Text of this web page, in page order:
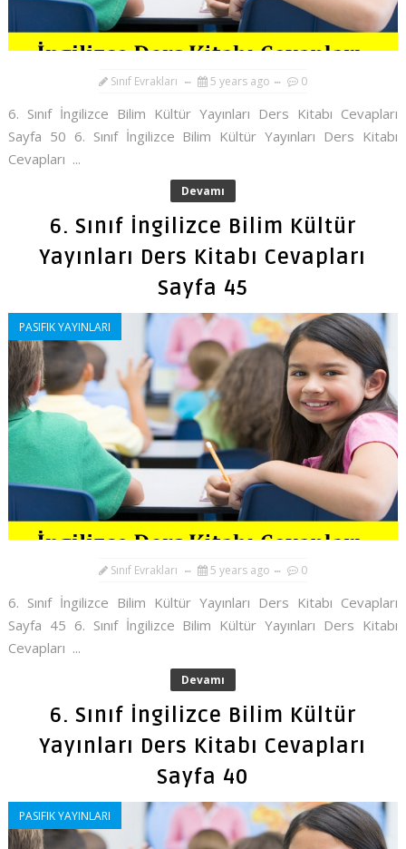
Sınıf Evrakları 5 years ago 0
6. Sınıf İngilizce Bilim Kültür Yayınları Ders Kitabı Cevapları
Sayfa 50 6. Sınıf İngilizce Bilim Kültür Yayınları Ders Kitabı
Cevapları ...
Devamı
6. Sınıf İngilizce Bilim Kültür
Yayınları Ders Kitabı Cevapları
Sayfa 45
PASIFIK YAYINLARI
Sınıf Evrakları 5 years ago 0
6. Sınıf İngilizce Bilim Kültür Yayınları Ders Kitabı Cevapları
Sayfa 45 6. Sınıf İngilizce Bilim Kültür Yayınları Ders Kitabı
Cevapları ...
Devamı
6. Sınıf İngilizce Bilim Kültür
Yayınları Ders Kitabı Cevapları
Sayfa 40
PASIFIK YAYINLARI